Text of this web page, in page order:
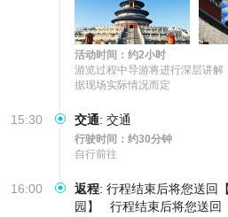
活动时间：约2小时
游览过程中导游将进行深层讲
据现场实际情况而定
15:30 交通: 交通
行驶时间：约30分钟
自行前往
16:00 返程: 行程结束后将您送回
园】
行程结束后将您送回